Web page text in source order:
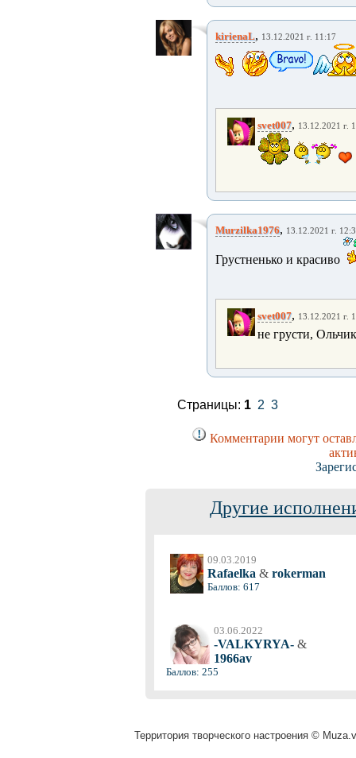
kirienaL, 13.12.2021 г. 11:17
svet007, 13.12.2021 г.
Murzilka1976, 13.12.2021 г.
Грустненько и красиво
svet007, 13.12.2021 г.
не грусти,
Страницы: 1 2 3
Комментарии могут
Другие
09.03.2019
Rafaelka &rokerman
Баллов: 617
03.06.2022
-VALKYRYA- &
1966av
Баллов: 255
Территория творческого настроения ©